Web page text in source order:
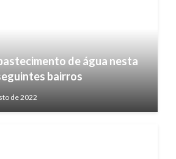
de água nesta
bairros
de 2022